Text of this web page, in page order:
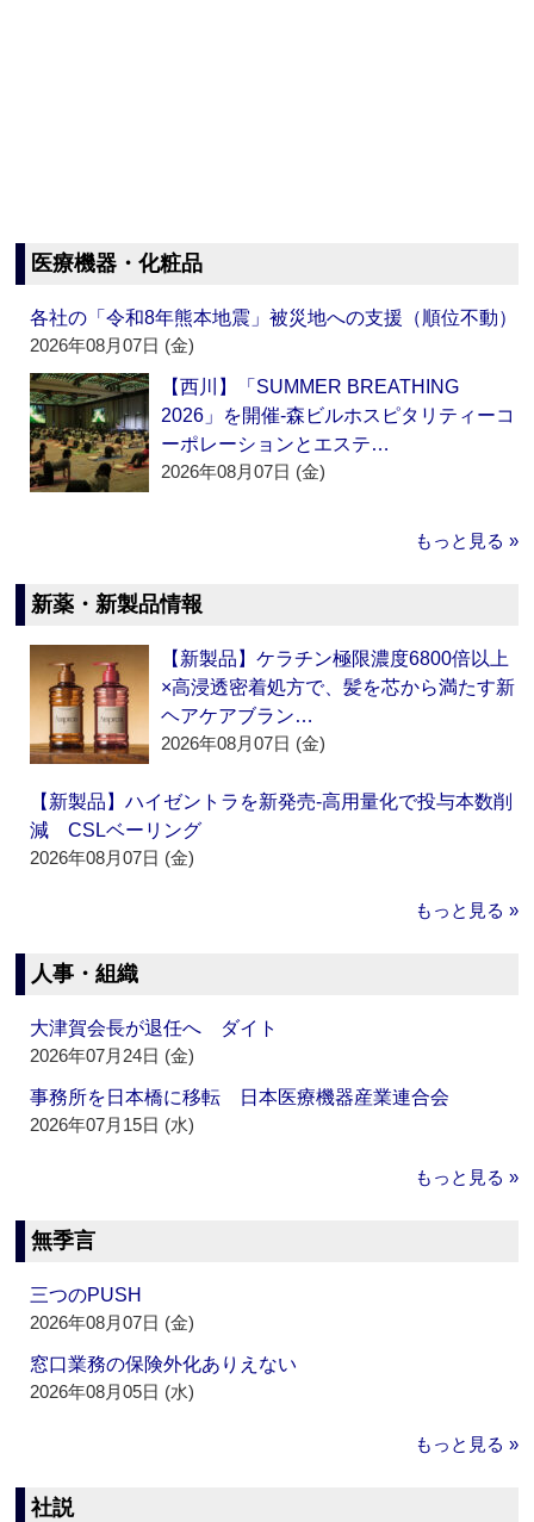
医療機器・化粧品
各社の「令和8年熊本地震」被災地への支援（順位不動）
2026年08月07日 (金)
【西川】「SUMMER BREATHING
2026」を開催‐森ビルホスピタリティーコ
ーポレーションとエステ…
2026年08月07日 (金)
もっと見る »
新薬・新製品情報
【新製品】ケラチン極限濃度6800倍以上
×高浸透密着処方で、髪を芯から満たす新
ヘアケアブラン…
2026年08月07日 (金)
【新製品】ハイゼントラを新発売‐高用量化で投与本数削
減 CSLベーリング
2026年08月07日 (金)
もっと見る »
人事・組織
大津賀会長が退任へ ダイト
2026年07月24日 (金)
事務所を日本橋に移転 日本医療機器産業連合会
2026年07月15日 (水)
もっと見る »
無季言
三つのPUSH
2026年08月07日 (金)
窓口業務の保険外化ありえない
2026年08月05日 (水)
もっと見る »
社説